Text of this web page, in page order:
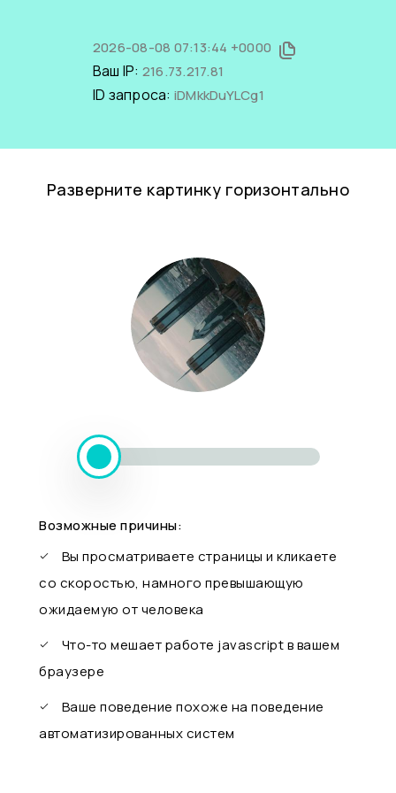
2026-08-08 07:13:44 +0000
Ваш IP: 216.73.217.81
ID запроса: iDMkkDuYLCg1
Разверните картинку горизонтально
Возможные причины:
Вы просматриваете страницы и кликаете
со скоростью, намного превышающую
ожидаемую от человека
Что-то мешает работе javascript в вашем
браузере
Ваше поведение похоже на поведение
автоматизированных систем